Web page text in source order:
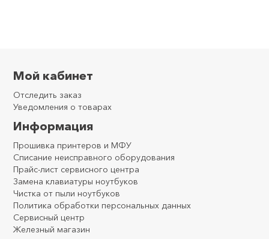
Мой кабинет
Отследить заказ
Уведомления о товарах
Информация
Прошивка принтеров и МФУ
Списание неисправного оборудования
Прайс-лист сервисного центра
Замена клавиатуры ноутбуков
Чистка от пыли ноутбуков
Политика обработки персональных данных
Сервисный центр
Железный магазин